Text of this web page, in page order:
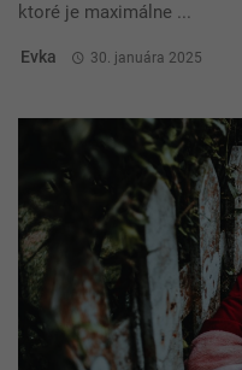
ktoré je maximálne ...
Evka 30. januára 2025